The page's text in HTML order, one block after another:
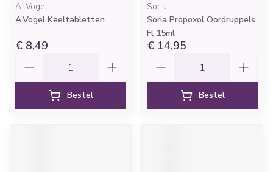
A. Vogel
A.Vogel Keeltabletten
€ 8,49
Bestel
Soria
Soria Propoxol Oordruppels
Fl 15ml
€ 14,95
Bestel